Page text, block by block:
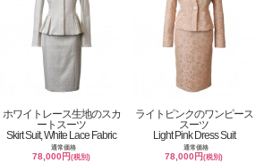
ホワイトレース生地のスカ
ートスーツ
Skirt Suit, White Lace Fabric
通常価格
78,000円(税別)
ライトピンクのワンピース
スーツ
Light Pink Dress Suit
通常価格
78,000円(税別)